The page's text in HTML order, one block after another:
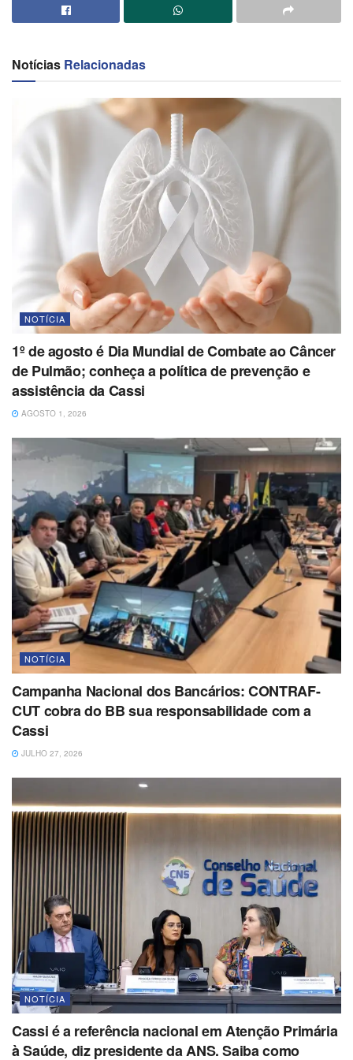
Notícias Relacionadas
NOTÍCIA
1º de agosto é Dia Mundial de Combate ao Câncer
de Pulmão; conheça a política de prevenção e
assistência da Cassi
AGOSTO 1, 2026
NOTÍCIA
Campanha Nacional dos Bancários: CONTRAF-
CUT cobra do BB sua responsabilidade com a
Cassi
JULHO 27, 2026
NOTÍCIA
Cassi é a referência nacional em Atenção Primária
à Saúde, diz presidente da ANS. Saiba como